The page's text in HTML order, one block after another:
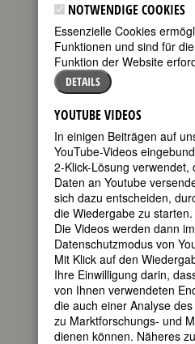
J
Jackson, Mahalia
Jacobi, Lotte
Jacobi, Lucy von
Jacobs, Aletta
Jacobs, Dore
Claude
Jadwiga
Jahoda, Marie
Jakob (Talvj),
Luise von
James, Alice
James, Phyllis
Janes, Emily
Jansson, Tove
Jeanne d'Arc
Jelinek, Elfriede
Jerusalem, Else
Jesenská, Milena
NOTWENDIGE COOKIES
Essenzielle Cookies
Funktionen und sind für
Funktion der Website
DETAILS
YOUTUBE VIDEOS
In einigen Beiträgen auf
YouTube-Videos
2-Klick-Lösung verwendet,
Daten an Youtube
sich dazu entscheiden,
die Wiedergabe zu starten.
Die Videos werden dann
Datenschutzmodus von
Mit Klick auf den
Ihre Einwilligung darin,
von Ihnen verwendeten
die auch einer Analyse
zu Marktforschungs- und
dienen können. Näheres